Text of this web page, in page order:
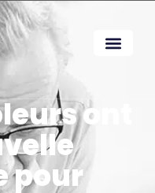
ont
pour